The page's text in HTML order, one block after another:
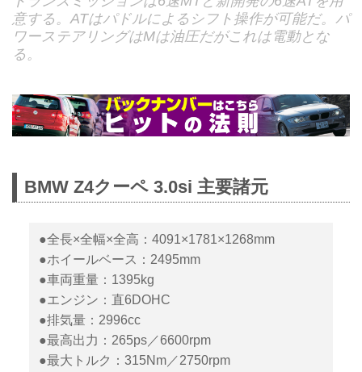
意する。ATはパドルによるシフト操作が可能だ。パ
ワーステアリングはMは油圧だがこれは電動とな
る。
BMW Z4クーペ 3.0si 主要諸元
●全長×全幅×全高：4091×1781×1268mm
●ホイールベース：2495mm
●車両重量：1395kg
●エンジン：直6DOHC
●排気量：2996cc
●最高出力：265ps／6600rpm
●最大トルク：315Nm／2750rpm